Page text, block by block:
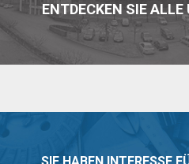
ENTDECKEN SIE ALLE